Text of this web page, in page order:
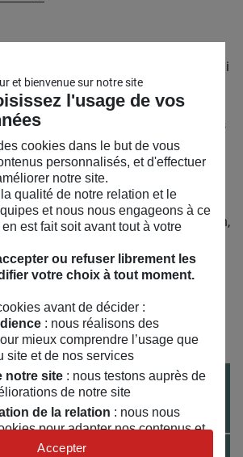
magie dès son enfance, une passion qui
quelques années de pratique, il
sur ce qui se joue à l’endroit de la
cela engage de notre humanité. Après
et sciences sociales, il étudie la
C’est ainsi qu’il poursuit sa
nourrie par la littérature,
sociologie. Sa démarche
volonté de partage et de transmission,
6 ANS +
et bienvenue sur notre site
l'usage de vos
cookies dans le but de vous
personnalisés, et d'effectuer
notre site.
la qualité de notre relation et le
et nous nous engageons à ce
est fait soit avant tout à votre
ou refuser librement les
votre choix à tout moment.
avant de décider :
: nous réalisons des
mieux comprendre l’usage que
site et de nos services
notre site: nous testons auprès de
de notre site
de la relation : nous nous
pour adapter nos contenus et
nos offresAccepter